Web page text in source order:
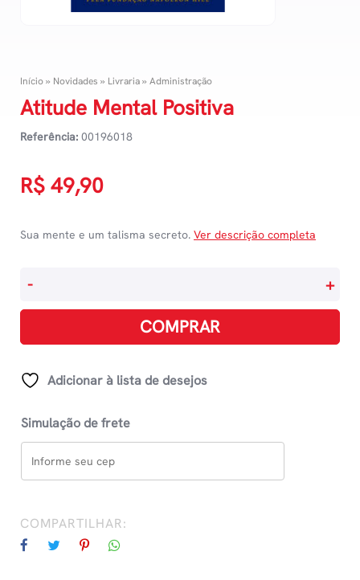
Início» Novidades » Livraria» Administração
Atitude Mental Positiva
Referência: 00196018
R$ 49,90
Sua mente e um talisma secreto. Ver descrição completa
Positiva
quantidade
- +
COMPRAR
Adicionar à lista de desejos
Simulação de frete
COMPARTILHAR: